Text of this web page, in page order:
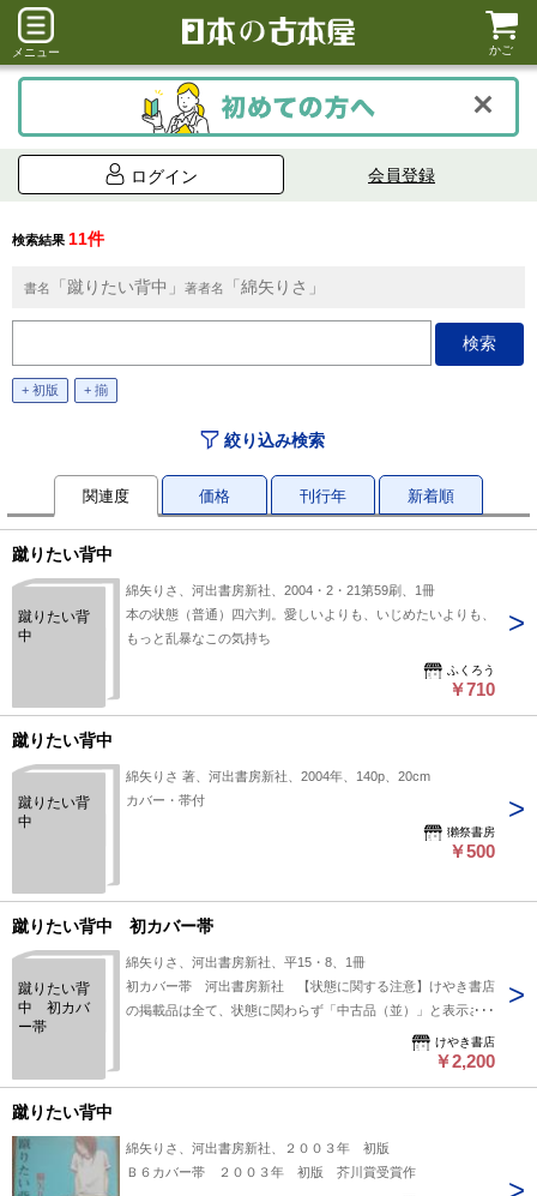
メニュー かご
ログイン 会員登録
検索結果 11件
書名 「蹴りたい背中」 著者名 「綿矢りさ」
+ 初版 + 揃
絞り込み検索
関連度 価格 刊行年 新着順
蹴りたい背中
蹴りたい背
中
綿矢りさ、河出書房新社、2004・2・21第59刷、1冊
本の状態（普通）四六判。愛しいよりも、いじめたいよりも、
もっと乱暴なこの気持ち
ふくろう
￥710
蹴りたい背中
蹴りたい背
中
綿矢りさ 著、河出書房新社、2004年、140p、20cm
カバー・帯付
獺祭書房
￥500
蹴りたい背中 初カバー帯
蹴りたい背
中 初カバ
ー帯
綿矢りさ、河出書房新社、平15・8、1冊
初カバー帯 河出書房新社 【状態に関する注意】けやき書店
の掲載品は全て、状態に関わらず「中古品（並）」と表示され
ています。「日本の古本屋」は６段階の「状態」表記が必須と
なりましたが、当店の扱う商品の特質上、状態の簡易な区分け
は特に問題なく良好とお考え下さい。:
けやき書店
￥2,200
蹴りたい背中
綿矢りさ、河出書房新社、２００３年 初版
Ｂ６カバー帯 ２００３年 初版 芥川賞受賞作